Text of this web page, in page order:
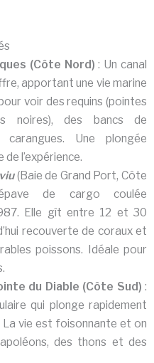
(Côte Nord) : Un canal
apportant une vie marine
voir des requins (pointes
noires), des bancs de
Une plongée
l’expérience.
(Baie de Grand Port, Côte
de cargo coulée
Elle gît entre 12 et 30
recouverte de coraux et
poissons. Idéale pour
du Diable (Côte Sud) :
qui plonge rapidement
La vie est foisonnante et on
des thons et des